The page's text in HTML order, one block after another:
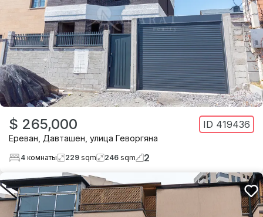
$ 265,000 ID 419436
Ереван Давташен улица Геворгяна
4 комнаты 229 sqm 246 sqm 2